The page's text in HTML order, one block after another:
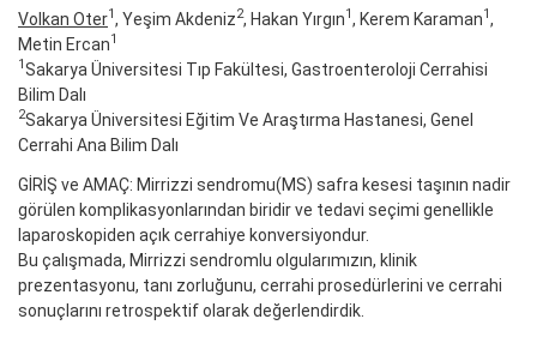
Volkan Oter1 , Yeşim Akdeniz2, Hakan Yırgın1 , Kerem Karaman1 ,
Metin Ercan1
1 Sakarya Üniversitesi Tıp Fakültesi, Gastroenteroloji Cerrahisi
Bilim Dalı
2Sakarya Üniversitesi Eğitim Ve Araştırma Hastanesi, Genel
Cerrahi Ana Bilim Dalı
GİRİŞ ve AMAÇ: Mirrizzi sendromu(MS) safra kesesi taşının nadir
görülen komplikasyonlarından biridir ve tedavi seçimi genellikle
laparoskopiden açık cerrahiye konversiyondur.
Bu çalışmada, Mirrizzi sendromlu olgularımızın, klinik
prezentasyonu, tanı zorluğunu, cerrahi prosedürlerini ve cerrahi
sonuçlarını retrospektif olarak değerlendirdik.